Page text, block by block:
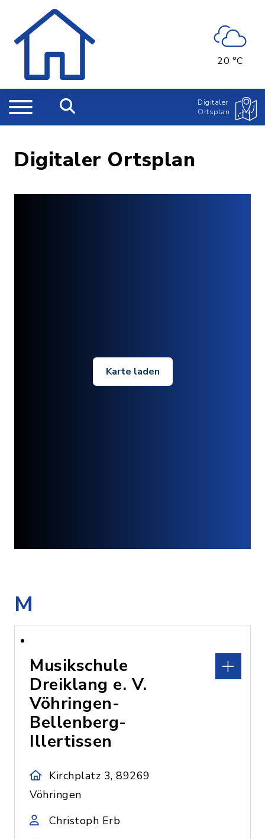
20 °C
Digitaler
Ortsplan
Digitaler Ortsplan
Karte laden
M
Musikschule
Dreiklang e. V.
Vöhringen-
Bellenberg-
Illertissen
Kirchplatz 3, 89269
Vöhringen
Christoph Erb